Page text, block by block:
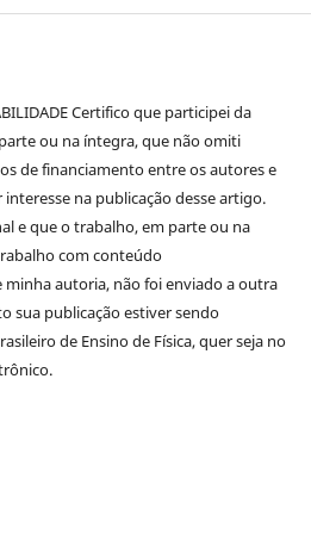
Certifico que participei da
ou na íntegra, que não omiti
de financiamento entre os autores e
na publicação desse artigo.
e que o trabalho, em parte ou na
com conteúdo
autoria, não foi enviado a outra
sua publicação estiver sendo
de Ensino de Física, quer seja no